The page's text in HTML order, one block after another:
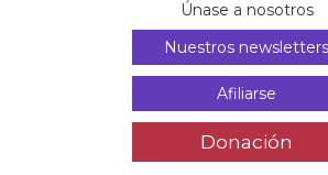
Únase a nosotros
Nuestros newsletters
Afiliarse
Donación